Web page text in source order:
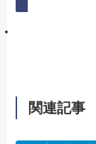
関連記事